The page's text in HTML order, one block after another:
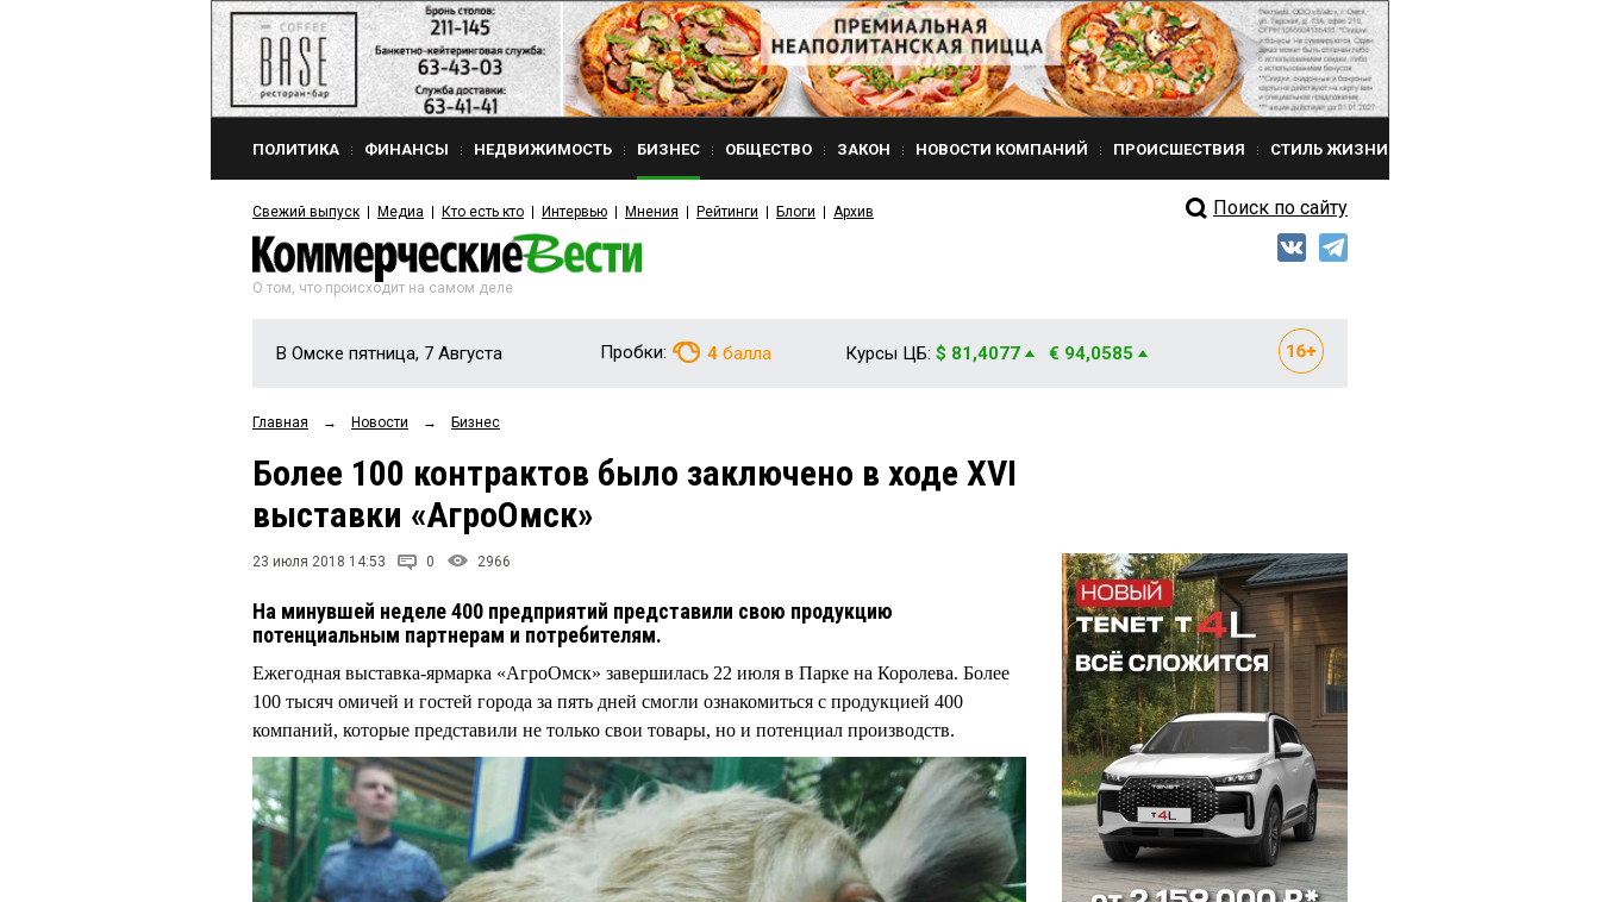
ПОЛИТИКА ФИНАНСЫ НЕДВИЖИМОСТЬ БИЗНЕС ОБЩЕСТВО ЗАКОН НОВОСТИ КОМПАНИЙ ПРОИСШЕСТВИЯ СТИЛЬ ЖИЗНИ
Свежий выпуск Медиа Кто есть кто Интервью Мнения Рейтинги Блоги Архив Поиск по сайту
О том, что происходит на самом деле
В Омске пятница, 7 Августа Пробки: 4 балла Курсы ЦБ: $ 81,4077 € 94,0585
Главная → Новости → Бизнес
Более 100 контрактов было заключено в ходе XVI
выставки «АгроОмск»
23 июля 2018 14:53 0 2966
На минувшей неделе 400 предприятий представили свою продукцию
потенциальным партнерам и потребителям.
Ежегодная выставка-ярмарка «АгроОмск» завершилась 22 июля в Парке на Королева. Более
100 тысяч омичей и гостей города за пять дней смогли ознакомиться с продукцией 400
компаний, которые представили не только свои товары, но и потенциал производств.